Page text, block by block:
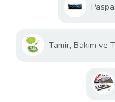
Tamir, Bakım ve